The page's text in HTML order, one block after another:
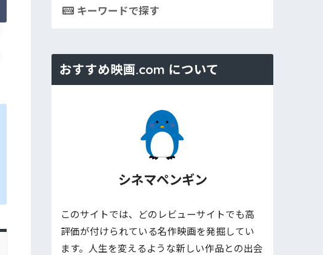
キーワードで探す
おすすめ映画.com について
シネマペンギン
このサイトでは、どのレビューサイトでも高
評価が付けられている名作映画を発掘してい
ます。人生を変えるような新しい作品との出会